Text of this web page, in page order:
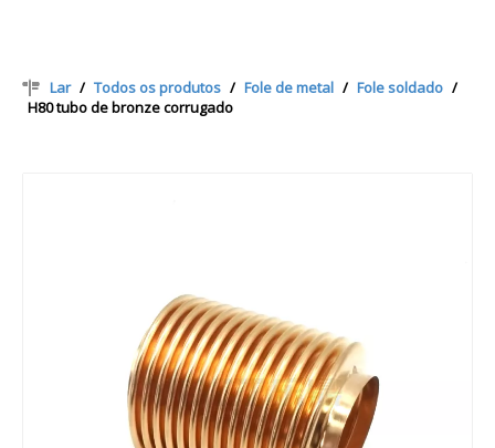
Lar / Todos os produtos / Fole de metal / Fole soldado /
H80 tubo de bronze corrugado